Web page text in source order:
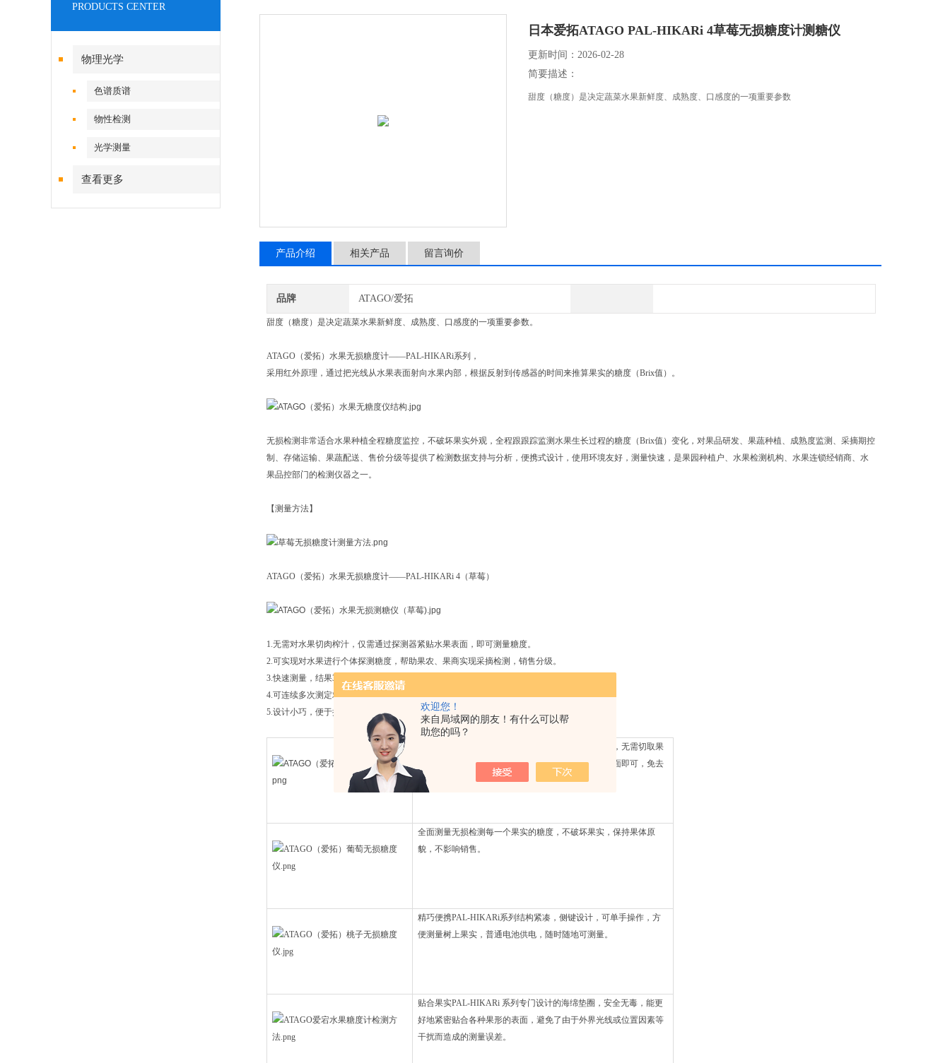
欢迎您！
来自局域网的朋友！有什么可以帮
助您的吗？
PRODUCTS CENTER
物理光学
色谱质谱
物性检测
光学测量
查看更多
日本爱拓ATAGO PAL-HIKARi 4草莓无损糖度计测糖仪
更新时间：2026-02-28
简要描述：
甜度（糖度）是决定蔬菜水果新鲜度、成熟度、口感度的一项重要参数
产品介绍 相关产品 留言询价
品牌 ATAGO/爱拓
甜度（糖度）是决定蔬菜水果新鲜度、成熟度、口感度的一项重要参数。
ATAGO（爱拓）水果无损糖度计——PAL-HIKARi系列，
采用红外原理，通过把光线从水果表面射向水果内部，根据反射到传感器的时间来推算果实的糖度（Brix值）。
无损检测非常适合水果种植全程糖度监控，不破坏果实外观，全程跟跟踪监测水果生长过程的糖度（Brix值）变化，对果品研发、果蔬种植、成熟度监测、采摘期控
制、存储运输、果蔬配送、售价分级等提供了检测数据支持与分析，便携式设计，使用环境友好，测量快速，是果园种植户、水果检测机构、水果连锁经销商、水
果品控部门的检测仪器之一。
【测量方法】
ATAGO（爱拓）水果无损糖度计——PAL-HIKARi 4（草莓）
1.无需对水果切肉榨汁，仅需通过探测器紧贴水果表面，即可测量糖度。
2.可实现对水果进行个体探测糖度，帮助果农、果商实现采摘检测，销售分级。
3.快速测量，结果3秒即现，数字显示，读数方便。
4.可连续多次测定求平均值。
5.设计小巧，便于携带，具备自动温度补偿功能，随时随地应用于各种场合。
无损检测水果糖度测量水果的糖度（Birx值/白利度），无需切取果
肉，无需榨汁取样，只需通过红外探测器紧贴水果表面即可，免去
复杂的前处理步骤，免去清洗，快速简易。
全面测量无损检测每一个果实的糖度，不破坏果实，保持果体原
貌，不影响销售。
精巧便携PAL-HIKARi系列结构紧凑，侧键设计，可单手操作，方
便测量树上果实，普通电池供电，随时随地可测量。
贴合果实PAL-HIKARi 系列专门设计的海绵垫圈，安全无毒，能更
好地紧密贴合各种果形的表面，避免了由于外界光线或位置因素等
干扰而造成的测量误差。